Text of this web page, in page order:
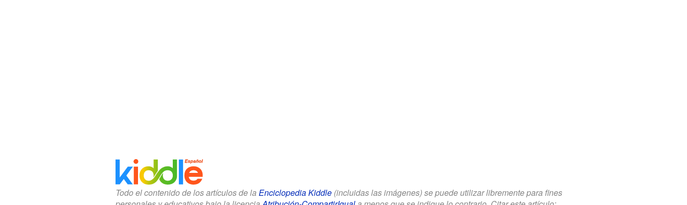
Todo el contenido de los artículos de la Enciclopedia Kiddle(incluidas las imágenes) se puede utilizar libremente para fines